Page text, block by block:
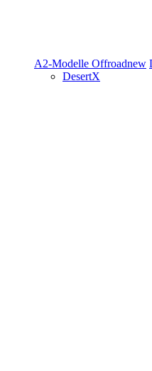
A2-Modelle Offroadnew
DesertX